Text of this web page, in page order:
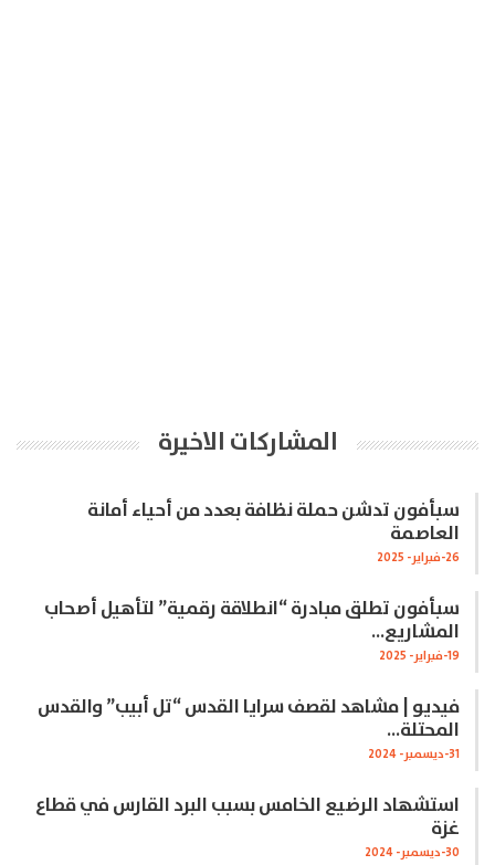
المشاركات الاخيرة
سبأفون تدشن حملة نظافة بعدد من أحياء أمانة
العاصمة
26-فبراير- 2025
سبأفون تطلق مبادرة “انطلاقة رقمية” لتأهيل أصحاب
المشاريع…
19-فبراير- 2025
فيديو | مشاهد لقصف سرايا القدس “تل أبيب” والقدس
المحتلة…
31-ديسمبر- 2024
استشهاد الرضيع الخامس بسبب البرد القارس في قطاع
غزة
30-ديسمبر- 2024